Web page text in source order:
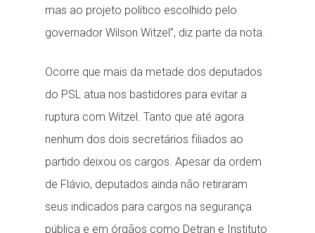
mas ao projeto político escolhido pelo
governador Wilson Witzel”, diz parte da nota.
Ocorre que mais da metade dos deputados
do PSL atua nos bastidores para evitar a
ruptura com Witzel. Tanto que até agora
nenhum dos dois secretários filiados ao
partido deixou os cargos. Apesar da ordem
de Flávio, deputados ainda não retiraram
seus indicados para cargos na segurança
pública e em órgãos como Detran e Instituto